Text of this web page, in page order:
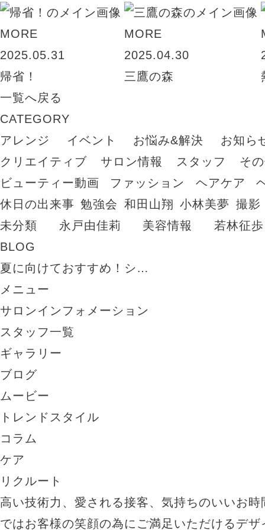
MORE
2025.05.31
帰省！
MORE
2025.04.30
三鷹の森
一覧へ戻る
CATEGORY
アレンジ
イベント お悩み&解決
お知ら
クリエイティブ
サロン情報 スタッフ
そ
ビューティー動画
ファッション ヘアケア
休日の出来事 勉強会 和田山翔 小林美夢 撮影
未分類
永戸由佳莉 美容情報
若林征歩
BLOG
夏に向けておすすめ！シ…
メニュー
サロンインフォメーション
スタッフ一覧
ギャラリー
ブログ
ムービー
トレンドスタイル
コラム
ケア
リクルート
高い技術力、愛される接客、気持ちのいいお
ではお客様の笑顔の為にご満足いただけるデ